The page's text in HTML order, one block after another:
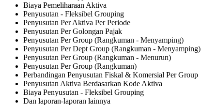
Biaya Pemeliharaan Aktiva
Penyusutan - Fleksibel Grouping
Penyusutan Per Aktiva Per Periode
Penyusutan Per Golongan Pajak
Penyusutan Per Group (Rangkuman - Menyamping)
Penyusutan Per Dept Group (Rangkuman - Menyamping)
Penyusutan Per Group (Rangkuman - Menurun)
Penyusutan Per Group (Rangkuman)
Perbandingan Penyusutan Fiskal & Komersial Per Group
Penyusutan Aktiva Berdasarkan Kode Aktiva
Biaya Penyusutan - Fleksibel Grouping
Dan laporan-laporan lainnya